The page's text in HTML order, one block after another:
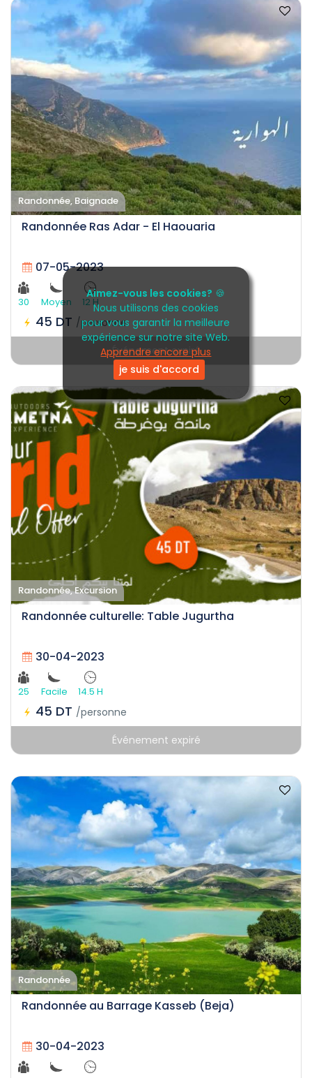
Aimez-vous les cookies? 🍪
Nous utilisons des cookies
pour vous garantir la meilleure
expérience sur notre site Web.
Apprendre encore plus
je suis d'accord
Randonnée, Baignade
Randonnée Ras Adar - El Haouaria
07-05-2023
30 Moyen 12 H
45 DT /personne
Événement expiré
Randonnée, Excursion
Randonnée culturelle: Table Jugurtha
30-04-2023
25 Facile 14.5 H
45 DT /personne
Événement expiré
Randonnée
Randonnée au Barrage Kasseb (Beja)
30-04-2023